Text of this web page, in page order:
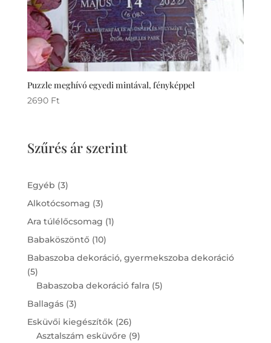
Puzzle meghívó egyedi mintával, fényképpel
2690 Ft
Szűrés ár szerint
Egyéb 33
products
Alkotócsomag 33
products
Ara túlélőcsomag 11
Babaköszöntő 1010
products
Babaszoba dekoráció, gyermekszoba dekoráció
55
products
Babaszoba dekoráció falra 55
Ballagás 33
products
Esküvői kiegészítők 2626
products
Asztalszám esküvőre 99